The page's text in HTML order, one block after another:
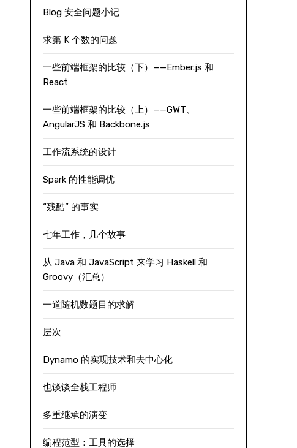
Blog 安全问题小记
求第 K 个数的问题
一些前端框架的比较（下）——Ember.js 和
React
一些前端框架的比较（上）——GWT、
AngularJS 和 Backbone.js
工作流系统的设计
Spark 的性能调优
“残酷” 的事实
七年工作，几个故事
从 Java 和 JavaScript 来学习 Haskell 和
Groovy（汇总）
一道随机数题目的求解
层次
Dynamo 的实现技术和去中心化
也谈谈全栈工程师
多重继承的演变
编程范型：工具的选择